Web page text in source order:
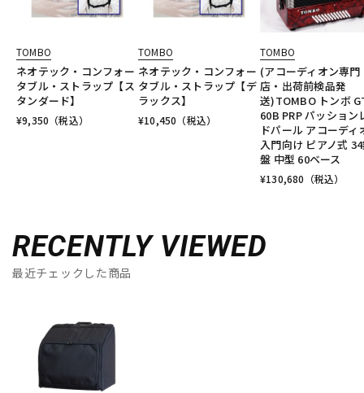
TOMBO
ネオテック・コンフォー
タブル・ストラップ【ス
タンダード】
¥9,350 （税込）
TOMBO
ネオテック・コンフォー
タブル・ストラップ【デ
ラックス】
¥10,450 （税込）
TOMBO
(アコーディオン専門
店・出荷前検品発
送)TOMBO トンボ
60B PRP パッション
ドパール アコーディ
入門向け ピアノ式
盤 中型 60ベース
¥130,680 （税込）
RECENTLY VIEWED
最近チェックした商品